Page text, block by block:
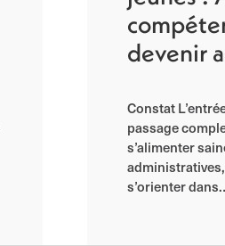
devenir
Constat
passage
s’alimenter
s’orienter